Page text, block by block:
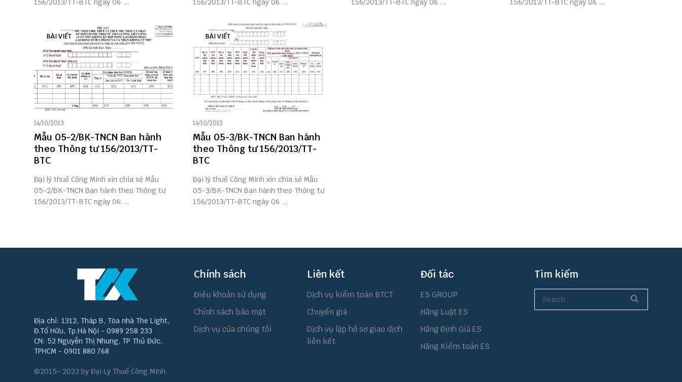
156/2013/TT-BTC ngày 06 ...
156/2013/TT-BTC ngày 06 ...
156/2013/TT-BTC ngày 06 ...
156/2013/TT-BTC ngày 06 ...
BÀI VIẾT
14/10/2013
Mẫu 05-2/BK-TNCN Ban hành
theo Thông tư 156/2013/TT-
BTC
Đại lý thuế Công Minh xin chia sẻ Mẫu
05-2/BK-TNCN Ban hành theo Thông tư
156/2013/TT-BTC ngày 06 ...
BÀI VIẾT
14/10/2013
Mẫu 05-3/BK-TNCN Ban hành
theo Thông tư 156/2013/TT-
BTC
Đại lý thuế Công Minh xin chia sẻ Mẫu
05-3/BK-TNCN Ban hành theo Thông tư
156/2013/TT-BTC ngày 06 ...
Địa chỉ: 1312, Tháp B, Tòa nhà The Light,
Đ.Tố Hữu, Tp.Hà Nội - 0989 258 233
CN: 52 Nguyễn Thị Nhung, TP Thủ Đức,
TPHCM - 0901 880 768
©2015- 2023 by Đại Lý Thuế Công Minh.
Chính sách
Điều khoản sử dụng
Chính sách bảo mật
Dịch vụ của chúng tôi
Liên kết
Dịch vụ kiểm toán BTCT
Chuyển giá
Dịch vụ lập hồ sơ giao dịch
liên kết
Đối tác
ES GROUP
Hãng Luật ES
Hãng Định Giá ES
Hãng Kiểm toán ES
Tìm kiếm